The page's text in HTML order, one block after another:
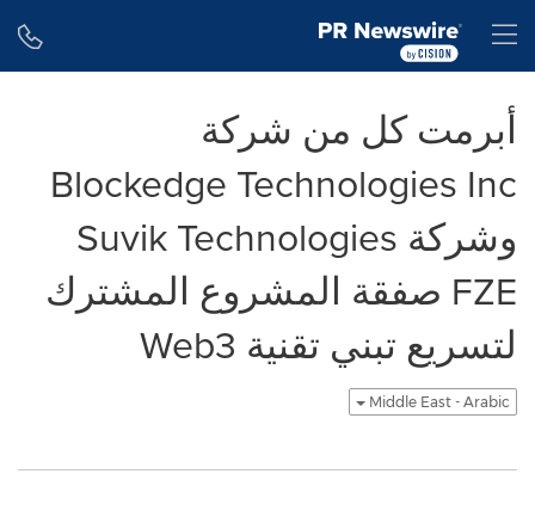
أبرمت كل من شركة
Blockedge Technologies Inc
وشركة Suvik Technologies
FZE صفقة المشروع المشترك
لتسريع تبني تقنية Web3
Middle East - Arabic